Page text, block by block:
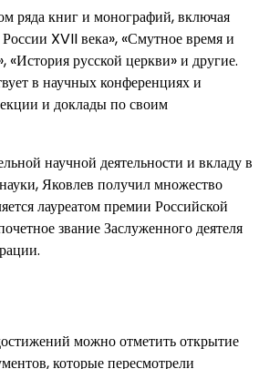
ряда книг и монографий, включая
XVII века», «Смутное время и
«История русской церкви» и другие.
в научных конференциях и
и доклады по своим
научной деятельности и вкладу в
Яковлев получил множество
лауреатом премии Российской
звание Заслуженного деятеля
можно отметить открытие
которые пересмотрели